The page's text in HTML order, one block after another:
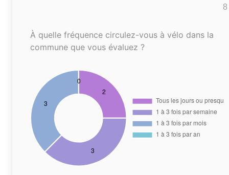
8
À quelle fréquence circulez-vous à vélo dans la
commune que vous évaluez ?